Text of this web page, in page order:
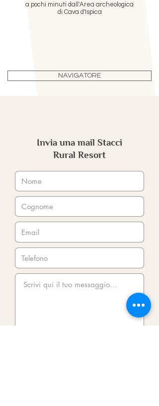
a pochi minuti dall'Area archeologica
di Cava d'Ispica
NAVIGATORE
Invia una mail Stacci
Rural Resort